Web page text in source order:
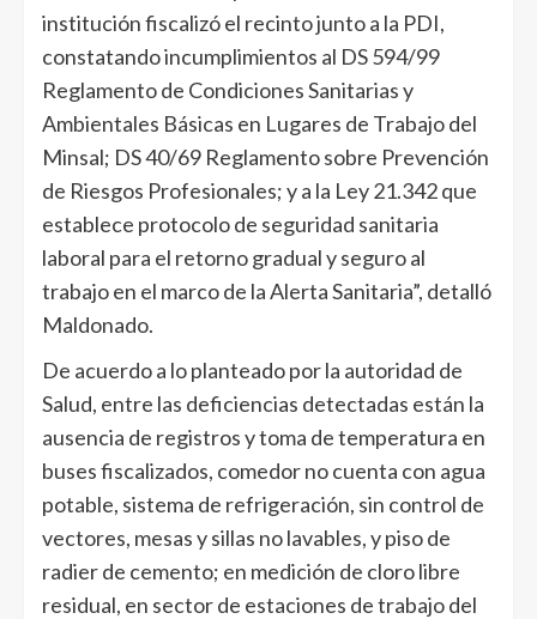
institución fiscalizó el recinto junto a la PDI,
constatando incumplimientos al DS 594/99
Reglamento de Condiciones Sanitarias y
Ambientales Básicas en Lugares de Trabajo del
Minsal; DS 40/69 Reglamento sobre Prevención
de Riesgos Profesionales; y a la Ley 21.342 que
establece protocolo de seguridad sanitaria
laboral para el retorno gradual y seguro al
trabajo en el marco de la Alerta Sanitaria”, detalló
Maldonado.
De acuerdo a lo planteado por la autoridad de
Salud, entre las deficiencias detectadas están la
ausencia de registros y toma de temperatura en
buses fiscalizados, comedor no cuenta con agua
potable, sistema de refrigeración, sin control de
vectores, mesas y sillas no lavables, y piso de
radier de cemento; en medición de cloro libre
residual, en sector de estaciones de trabajo del